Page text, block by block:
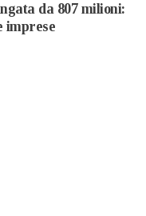
da 807 milioni:
imprese